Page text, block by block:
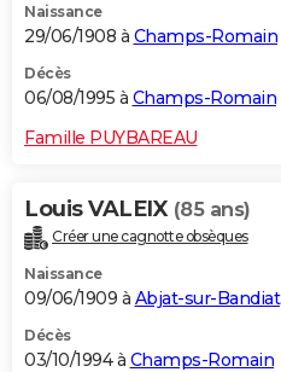
Naissance
29/06/1908 à Champs-Romain
Décès
06/08/1995 à Champs-Romain
Famille PUYBAREAU
Louis VALEIX (85 ans)
Créer une cagnotte obsèques
Naissance
09/06/1909 à Abjat-sur-Bandiat
Décès
03/10/1994 à Champs-Romain